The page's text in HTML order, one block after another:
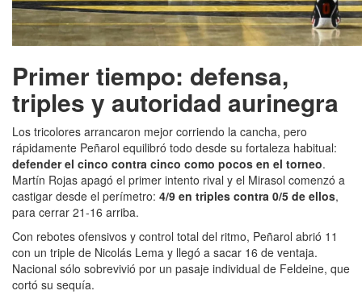
Primer tiempo: defensa,
triples y autoridad aurinegra
Los tricolores arrancaron mejor corriendo la cancha, pero
rápidamente Peñarol equilibró todo desde su fortaleza habitual:
defender el cinco contra cinco como pocos en el torneo.
Martín Rojas apagó el primer intento rival y el Mirasol comenzó a
castigar desde el perímetro: 4/9 en triples contra 0/5 de ellos,
para cerrar 21-16 arriba.
Con rebotes ofensivos y control total del ritmo, Peñarol abrió 11
con un triple de Nicolás Lema y llegó a sacar 16 de ventaja.
Nacional sólo sobrevivió por un pasaje individual de Feldeine, que
cortó su sequía.